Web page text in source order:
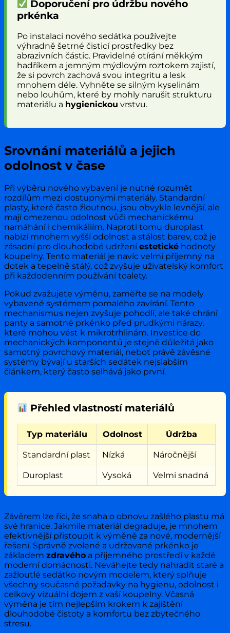
Doporučení pro údržbu nového
prkénka
Po instalaci nového sedátka používejte
výhradně šetrné čisticí prostředky bez
abrazivních částic. Pravidelné otírání měkkým
hadříkem a jemným mýdlovým roztokem zajistí,
že si povrch zachová svou integritu a lesk
mnohem déle. Vyhněte se silným kyselinám
nebo louhům, které by mohly narušit strukturu
materiálu a hygienickou vrstvu.
Srovnání materiálů a jejich
odolnost v čase
Při výběru nového vybavení je nutné rozumět
rozdílům mezi dostupnými materiály. Standardní
plasty, které často žloutnou, jsou obvykle levnější, ale
mají omezenou odolnost vůči mechanickému
namáhání i chemikáliím. Naproti tomu duroplast
nabízí mnohem vyšší odolnost a stálost barev, což je
zásadní pro dlouhodobé udrženíestetické hodnoty
koupelny. Tento materiál je navíc velmi příjemný na
dotek a tepelně stálý, což zvyšuje uživatelský komfort
při každodenním používání toalety.
Pokud zvažujete výměnu, zaměřte se na modely
vybavené systémem pomalého zavírání. Tento
mechanismus nejen zvyšuje pohodlí, ale také chrání
panty a samotné prkénko před prudkými nárazy,
které mohou vést k mikrotrhlinám. Investice do
mechanických komponentů je stejně důležitá jako
samotný povrchový materiál, neboť právě závěsné
systémy bývají u starších sedátek nejslabším
článkem, který často selhává jako první.
Přehled vlastností materiálů
Typ materiálu Odolnost Údržba
Standardní plast Nízká Náročnější
Duroplast Vysoká Velmi snadná
Závěrem lze říci, že snaha o obnovu zašlého plastu má
své hranice. Jakmile materiál degraduje, je mnohem
efektivnější přistoupit k výměně za nové, modernější
řešení. Správně zvolené a udržované prkénko je
základem zdravého a příjemného prostředí v každé
moderní domácnosti. Neváhejte tedy nahradit staré a
zažloutlé sedátko novým modelem, který splňuje
všechny současné požadavky na hygienu, odolnost i
celkový vizuální dojem z vaší koupelny. Včasná
výměna je tím nejlepším krokem k zajištění
dlouhodobé čistoty a komfortu bez zbytečného
stresu.